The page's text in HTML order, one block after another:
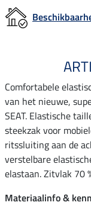
Comfortabele
van het nieuwe,
SEAT. Elastische
steekzak voor
ritssluiting aan de
verstelbare
elastaan. Zitvlak 70
Materiaalinfo &